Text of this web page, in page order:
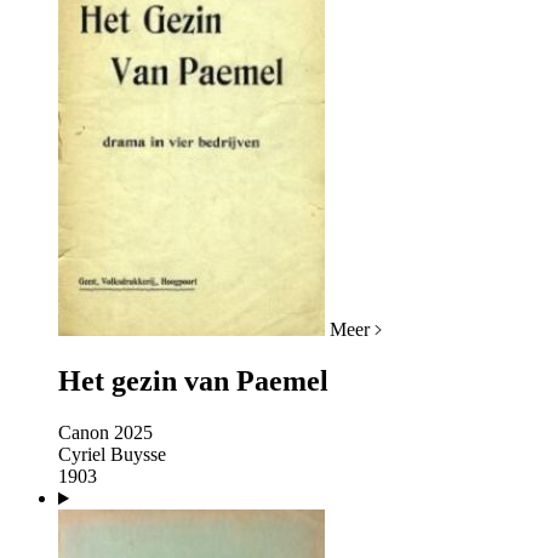
Meer
Het gezin van Paemel
Canon 2025
Cyriel Buysse
1903